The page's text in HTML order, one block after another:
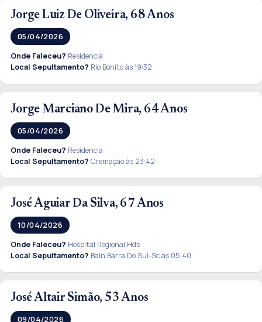
Jorge Luiz De Oliveira, 68 Anos
05/04/2026
Onde Faleceu? Residencia
Local Sepultamento? Rio Bonito às 19:32
Jorge Marciano De Mira, 64 Anos
05/04/2026
Onde Faleceu? Residencia
Local Sepultamento? Cremação às 23:42
José Aguiar Da Silva, 67 Anos
10/04/2026
Onde Faleceu? Hospital Regional Hds
Local Sepultamento? Baln.Barra Do Sul-Sc às 05:40
José Altair Simão, 53 Anos
09/04/2026